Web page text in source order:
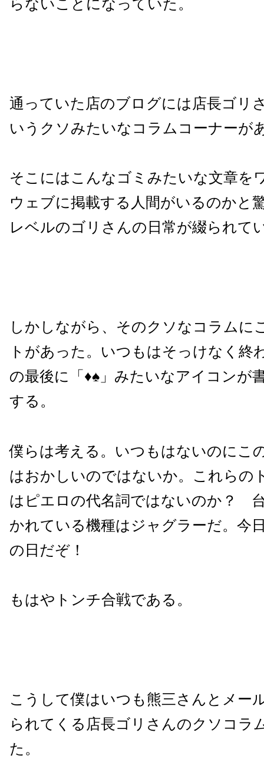
らないことになっていた。
通っていた店のブログには店長ゴリ
いうクソみたいなコラムコーナーが
そこにはこんなゴミみたいな文章を
ウェブに掲載する人間がいるのかと
レベルのゴリさんの日常が綴られて
しかしながら、そのクソなコラムに
トがあった。いつもはそっけなく終
の最後に「♦♠」みたいなアイコンが
する。
僕らは考える。いつもはないのにこ
はおかしいのではないか。これらの
はピエロの代名詞ではないのか？
かれている機種はジャグラーだ。今
の日だぞ！
もはやトンチ合戦である。
こうして僕はいつも熊三さんとメー
られてくる店長ゴリさんのクソコラ
た。